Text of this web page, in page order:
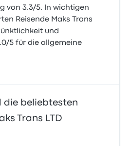
von 3.3/5. In wichtigen
Reisende Maks Trans
und
5 für die allgemeine
die beliebtesten
Trans LTD